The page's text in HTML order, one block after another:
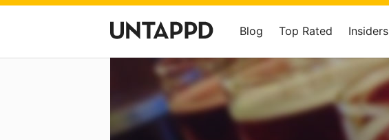
Blog Top Rated Insiders